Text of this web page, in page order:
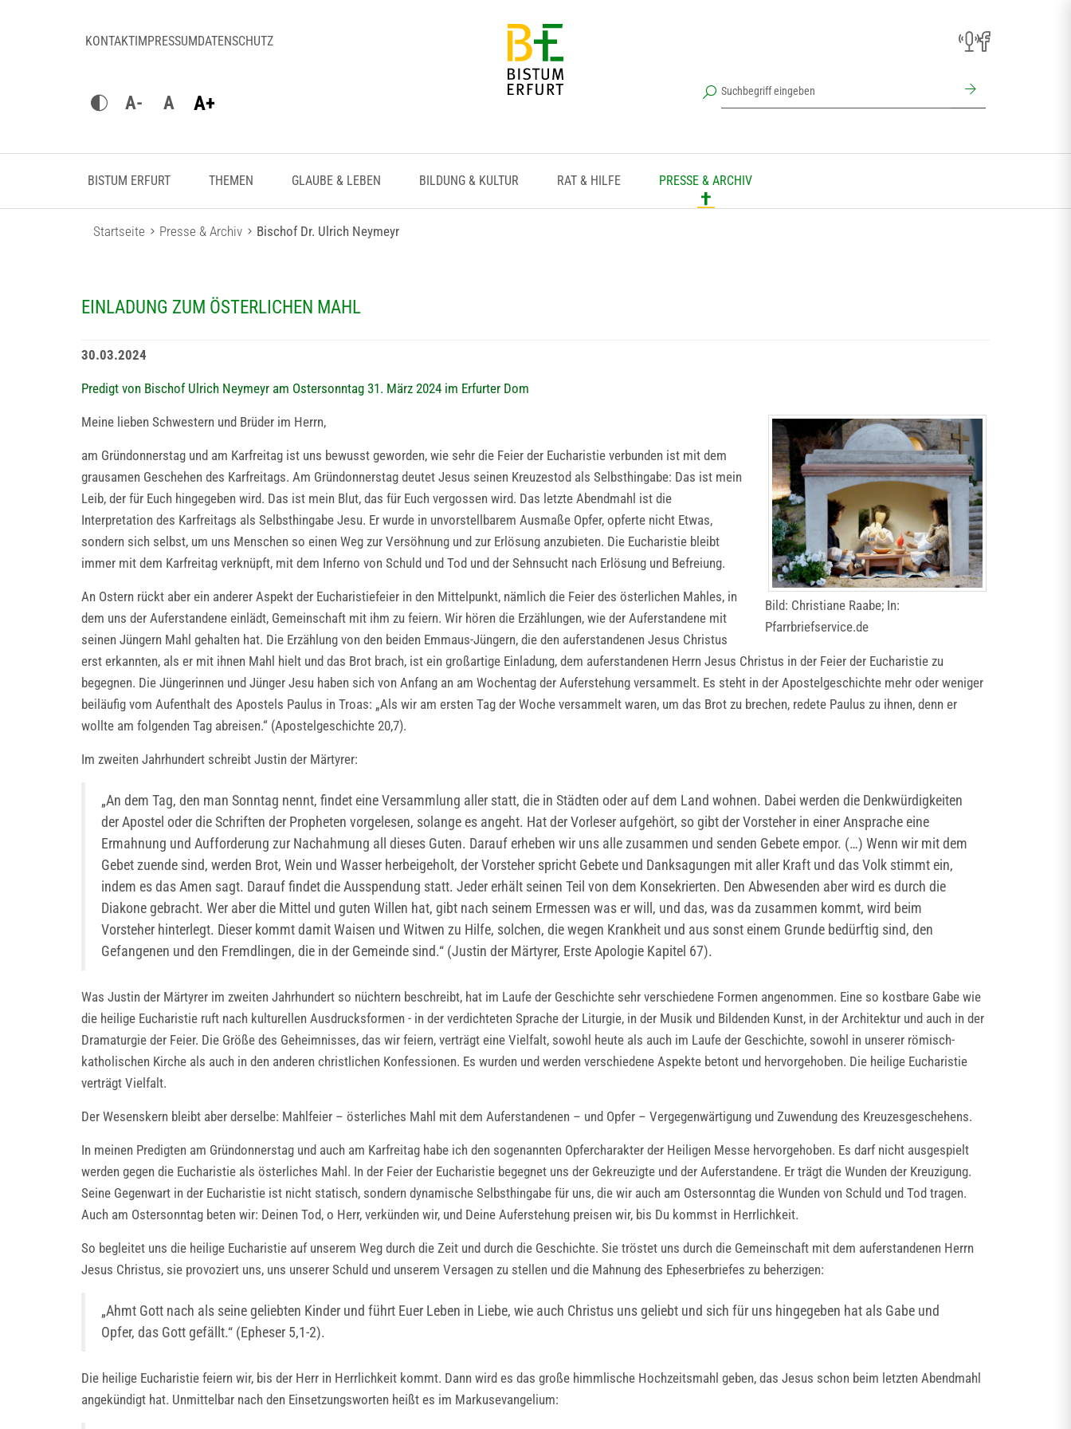
KONTAKTIMPRESSUMDATENSCHUTZ
A- A A+
BISTUM ERFURT THEMEN GLAUBE & LEBEN BILDUNG & KULTUR RAT & HILFE PRESSE & ARCHIV
Startseite Presse & Archiv Bischof Dr. Ulrich Neymeyr
EINLADUNG ZUM ÖSTERLICHEN MAHL
30.03.2024
Predigt von Bischof Ulrich Neymeyr am Ostersonntag 31. März 2024 im Erfurter Dom
Bild: Christiane Raabe; In:
Pfarrbriefservice.de
Meine lieben Schwestern und Brüder im Herrn,
am Gründonnerstag und am Karfreitag ist uns bewusst geworden, wie sehr die Feier der Eucharistie verbunden ist mit dem
grausamen Geschehen des Karfreitags. Am Gründonnerstag deutet Jesus seinen Kreuzestod als Selbsthingabe: Das ist mein
Leib, der für Euch hingegeben wird. Das ist mein Blut, das für Euch vergossen wird. Das letzte Abendmahl ist die
Interpretation des Karfreitags als Selbsthingabe Jesu. Er wurde in unvorstellbarem Ausmaße Opfer, opferte nicht Etwas,
sondern sich selbst, um uns Menschen so einen Weg zur Versöhnung und zur Erlösung anzubieten. Die Eucharistie bleibt
immer mit dem Karfreitag verknüpft, mit dem Inferno von Schuld und Tod und der Sehnsucht nach Erlösung und Befreiung.
An Ostern rückt aber ein anderer Aspekt der Eucharistiefeier in den Mittelpunkt, nämlich die Feier des österlichen Mahles, in
dem uns der Auferstandene einlädt, Gemeinschaft mit ihm zu feiern. Wir hören die Erzählungen, wie der Auferstandene mit
seinen Jüngern Mahl gehalten hat. Die Erzählung von den beiden Emmaus-Jüngern, die den auferstandenen Jesus Christus
erst erkannten, als er mit ihnen Mahl hielt und das Brot brach, ist ein großartige Einladung, dem auferstandenen Herrn Jesus Christus in der Feier der Eucharistie zu
begegnen. Die Jüngerinnen und Jünger Jesu haben sich von Anfang an am Wochentag der Auferstehung versammelt. Es steht in der Apostelgeschichte mehr oder weniger
beiläufig vom Aufenthalt des Apostels Paulus in Troas: „Als wir am ersten Tag der Woche versammelt waren, um das Brot zu brechen, redete Paulus zu ihnen, denn er
wollte am folgenden Tag abreisen.“ (Apostelgeschichte 20,7).
Im zweiten Jahrhundert schreibt Justin der Märtyrer:
„An dem Tag, den man Sonntag nennt, findet eine Versammlung aller statt, die in Städten oder auf dem Land wohnen. Dabei werden die Denkwürdigkeiten
der Apostel oder die Schriften der Propheten vorgelesen, solange es angeht. Hat der Vorleser aufgehört, so gibt der Vorsteher in einer Ansprache eine
Ermahnung und Aufforderung zur Nachahmung all dieses Guten. Darauf erheben wir uns alle zusammen und senden Gebete empor. (…) Wenn wir mit dem
Gebet zuende sind, werden Brot, Wein und Wasser herbeigeholt, der Vorsteher spricht Gebete und Danksagungen mit aller Kraft und das Volk stimmt ein,
indem es das Amen sagt. Darauf findet die Ausspendung statt. Jeder erhält seinen Teil von dem Konsekrierten. Den Abwesenden aber wird es durch die
Diakone gebracht. Wer aber die Mittel und guten Willen hat, gibt nach seinem Ermessen was er will, und das, was da zusammen kommt, wird beim
Vorsteher hinterlegt. Dieser kommt damit Waisen und Witwen zu Hilfe, solchen, die wegen Krankheit und aus sonst einem Grunde bedürftig sind, den
Gefangenen und den Fremdlingen, die in der Gemeinde sind.“ (Justin der Märtyrer, Erste Apologie Kapitel 67).
Was Justin der Märtyrer im zweiten Jahrhundert so nüchtern beschreibt, hat im Laufe der Geschichte sehr verschiedene Formen angenommen. Eine so kostbare Gabe wie
die heilige Eucharistie ruft nach kulturellen Ausdrucksformen - in der verdichteten Sprache der Liturgie, in der Musik und Bildenden Kunst, in der Architektur und auch in der
Dramaturgie der Feier. Die Größe des Geheimnisses, das wir feiern, verträgt eine Vielfalt, sowohl heute als auch im Laufe der Geschichte, sowohl in unserer römisch-
katholischen Kirche als auch in den anderen christlichen Konfessionen. Es wurden und werden verschiedene Aspekte betont und hervorgehoben. Die heilige Eucharistie
verträgt Vielfalt.
Der Wesenskern bleibt aber derselbe: Mahlfeier – österliches Mahl mit dem Auferstandenen – und Opfer – Vergegenwärtigung und Zuwendung des Kreuzesgeschehens.
In meinen Predigten am Gründonnerstag und auch am Karfreitag habe ich den sogenannten Opfercharakter der Heiligen Messe hervorgehoben. Es darf nicht ausgespielt
werden gegen die Eucharistie als österliches Mahl. In der Feier der Eucharistie begegnet uns der Gekreuzigte und der Auferstandene. Er trägt die Wunden der Kreuzigung.
Seine Gegenwart in der Eucharistie ist nicht statisch, sondern dynamische Selbsthingabe für uns, die wir auch am Ostersonntag die Wunden von Schuld und Tod tragen.
Auch am Ostersonntag beten wir: Deinen Tod, o Herr, verkünden wir, und Deine Auferstehung preisen wir, bis Du kommst in Herrlichkeit.
So begleitet uns die heilige Eucharistie auf unserem Weg durch die Zeit und durch die Geschichte. Sie tröstet uns durch die Gemeinschaft mit dem auferstandenen Herrn
Jesus Christus, sie provoziert uns, uns unserer Schuld und unserem Versagen zu stellen und die Mahnung des Epheserbriefes zu beherzigen:
„Ahmt Gott nach als seine geliebten Kinder und führt Euer Leben in Liebe, wie auch Christus uns geliebt und sich für uns hingegeben hat als Gabe und
Opfer, das Gott gefällt.“ (Epheser 5,1-2).
Die heilige Eucharistie feiern wir, bis der Herr in Herrlichkeit kommt. Dann wird es das große himmlische Hochzeitsmahl geben, das Jesus schon beim letzten Abendmahl
angekündigt hat. Unmittelbar nach den Einsetzungsworten heißt es im Markusevangelium: